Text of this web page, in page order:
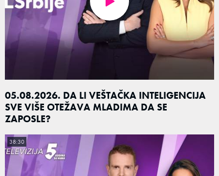
05.08.2026. DA LI VEŠTAČKA INTELIGENCIJA
SVE VIŠE OTEŽAVA MLADIMA DA SE
ZAPOSLE?
38:30